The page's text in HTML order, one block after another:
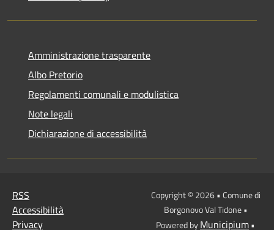
Amministrazione trasparente
Albo Pretorio
Regolamenti comunali e modulistica
Note legali
Dichiarazione di accessibilità
RSS
Accessibilità
Privacy
Copyright © 2026 • Comune di
Borgonovo Val Tidone •
Powered byMunicipium•